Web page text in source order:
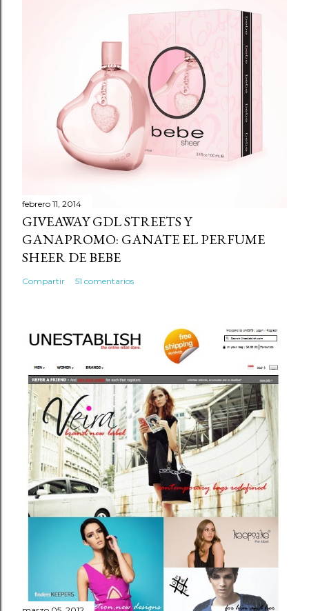
r
i
o
febrero 11, 2014
GIVEAWAY GDL STREETS Y
GANAPROMO: GANATE EL PERFUME
SHEER DE BEBE
Compartir 51 comentarios